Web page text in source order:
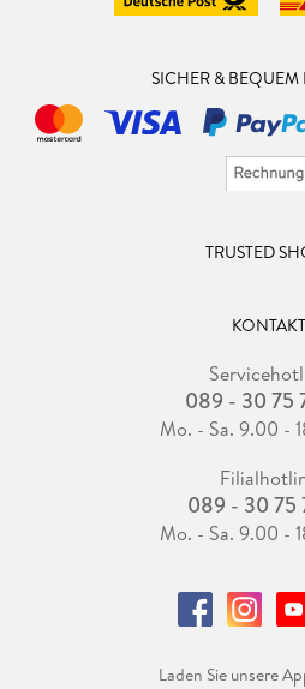
SICHER & BEQUEM
TRUSTED
KONTAKT
089 - 30 75
Mo. - Sa. 9.00 -
089 - 30 75
Mo. - Sa. 9.00 -
Laden Sie unsere